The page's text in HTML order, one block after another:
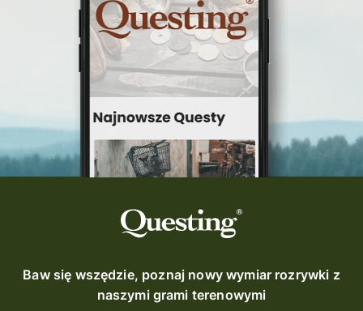
questinggryterenowe
Questing Świętokrzyskie
questing śląskie
Quest Szlak Przygody
przygoda
nowy quest
najlepsze questy
wycieczki
turystyka przygodowa
Szlak Przygody
szkolenie
szkło
scieżka questingowa
questy w Polsce
questujznami
QUESTOMANIA
questing.pl
Quest Koziołek Matołek
gra miejska
Baw się wszędzie, poznaj nowy wymiar rozrywki z
naszymi grami terenowymi